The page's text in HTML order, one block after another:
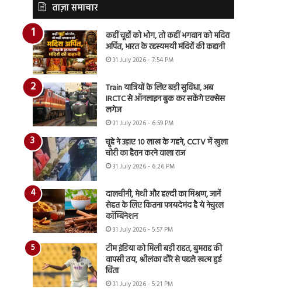
ताज़ा समाचार
कहीं चूहों को भोग, तो कहीं भगवान को मदिरा
अर्पित, भारत के रहस्यमयी मंदिरों की कहानी
31 July 2026 - 7:54 PM
Train यात्रियों के लिए बड़ी सुविधा, अब
IRCTC से ऑनलाइन बुक कर सकेंगे एक्सेस
लगेज
31 July 2026 - 6:59 PM
चूहे ने उड़ाए 10 लाख के गहने, CCTV में खुला
चोरी का हैरान करने वाला राज
31 July 2026 - 6:26 PM
दालचीनी, मेथी और हल्दी का मिश्रण, जानें
सेहत के लिए कितना फायदेमंद है ये नेचुरल
कॉम्बिनेशन
31 July 2026 - 5:57 PM
टीम इंडिया को मिली बड़ी राहत, बुमराह की
वापसी तय, श्रीलंका दौरे से पहले खत्म हुई
चिंता
31 July 2026 - 5:21 PM